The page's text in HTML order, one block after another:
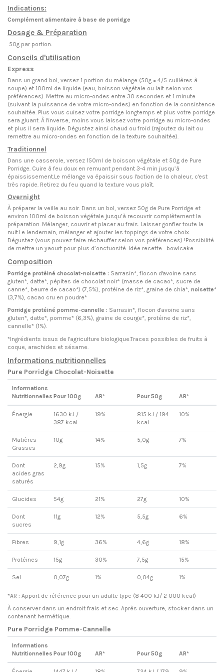
Indications:
Complément alimentaire à base de porridge
Dosage & Préparation
50g par portion.
Conseils d'utilisation
Express
Dans un grand bol, versez 1 portion du mélange (50g = 4/5 cuillères à
soupe) et 100ml de liquide (eau, boisson végétale ou lait selon vos
préférences). Mettre au micro-ondes entre 30 secondes et 1 minute
(suivant la puissance de votre micro-ondes) en fonction de la consistence
souhaitée. Plus vous cuisez votre porridge longtemps et plus votre porridge
sera gluant. À l'inverse, moins vous laissez votre porridge au micro-ondes
et plus il sera liquide. Dégustez ainsi chaud ou froid (rajoutez du lait ou
remettre au micro-ondes en fonction de la texture souhaitée).
Traditionnel
Dans une casserole, versez 150ml de boisson végétale et 50g de Pure
Porridge. Cuire à feu doux en remuant pendant 3-4 min jusqu’à
épaississement.Le mélange va épaissir sous l'action de la chaleur, c'est
très rapide. Retirez du feu quand la texture vous plaît.
Overnight
À préparer la veille au soir. Dans un bol, versez 50g de Pure Porridge et
environ 100ml de boisson végétale jusqu’à recouvrir complètement la
préparation. Mélanger, couvrir et placer au frais. Laisser gonfler toute la
nuit.Le lendemain, mélanger et ajouter les toppings de votre choix.
Dégustez (vous pouvez faire réchauffer selon vos préférences) !Possibilité
de mettre un yaourt pour plus d’onctuosité. Idée recette : bowlcake
Composition
Porridge protéiné chocolat-noisette : Sarrasin*, flocon d'avoine sans
gluten*, datte*, pépites de chocolat noir* (masse de cacao*, sucre de
canne*, beurre de cacao*) (7,5%), protéine de riz*, graine de chia*, noisette*
(3,7%), cacao cru en poudre*
Porridge protéiné pomme-cannelle : Sarrasin*, flocon d'avoine sans
gluten*, datte*, pomme* (6,3%), graine de courge*, protéine de riz*,
cannelle* (1%).
*Ingrédients issus de l'agriculture biologique.Traces possibles de fruits à
coque, arachides et sésame.
Informations nutritionnelles
Pure Porridge Chocolat-Noisette
Informations
Nutritionnelles Pour 100g AR* Pour 50g AR*
Énergie
1630 kJ /
387 kcal
19%
815 kJ / 194
kcal
10%
Matières
Grasses
10g 14% 5,0g 7%
Dont
acides gras
saturés
2,9g 15% 1,5g 7%
Glucides 54g 21% 27g 10%
Dont
sucres
11g 12% 5,5g 6%
Fibres 9,1g 36% 4,6g 18%
Protéines 15g 30% 7,5g 15%
Sel 0,07g 1% 0,04g 1%
*AR : Apport de référence pour un adulte type (8 400 kJ/ 2 000 kcal)
À conserver dans un endroit frais et sec. Après ouverture, stocker dans un
contenant hermétique.
Pure Porridge Pomme-Cannelle
Informations
Nutritionnelles Pour 100g AR* Pour 50g AR*